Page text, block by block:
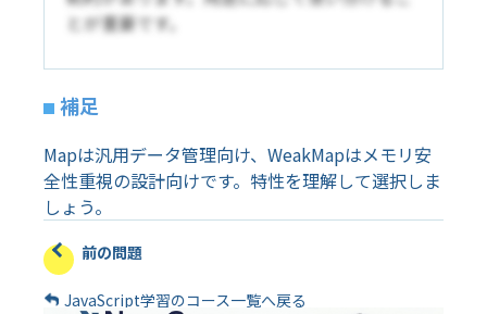
とが重要です。
補足
Mapは汎用データ管理向け、WeakMapはメモリ安
全性重視の設計向けです。特性を理解して選択しま
しょう。
前の問題
JavaScript学習のコース一覧へ戻る